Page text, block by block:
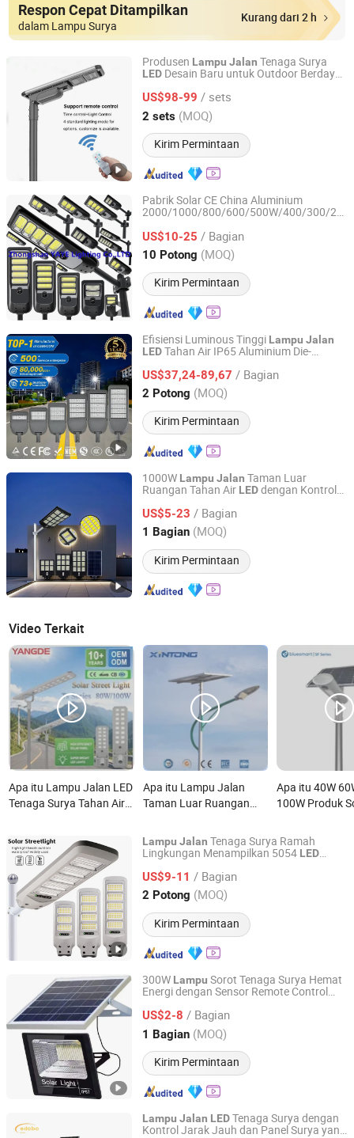
Respon Cepat Ditampilkan
dalam Lampu Surya
Kurang dari 2 h
Produsen Lampu Jalan Tenaga Surya
LED Desain Baru untuk Outdoor Berdaya
US$98-99 / sets
2 sets (MOQ)
Kirim Permintaan
Shenzhen Beatles Energy Technology Co., Ltd.
Guangdong, China Harga mulai 2025
Pabrik Solar CE China Aluminium
2000/1000/800/600/500W/400/300/
Semua dalam Satu Kamera
Dinding Flood ABS COB
Jalan
US$10-25 / Bagian
10 Potong (MOQ)
Kirim Permintaan
Zhongshan YAYE Lighting Co., Ltd.
Guangdong, China Harga mulai 2009
Efisiensi Luminous Tinggi Lampu Jalan
LEDTahan Air IP65 Aluminium Die-
US$37,24-89,67 / Bagian
2 Potong (MOQ)
Kirim Permintaan
Zhongshan Zenlea Lighting Technology Co., Ltd
Guangdong, China Harga mulai 2024
1000W Lampu Jalan Taman Luar
Ruangan Tahan Air LEDdengan Kontrol
Surya
US$5-23 / Bagian
1 Bagian (MOQ)
Kirim Permintaan
Guangzhou Yi Can Lighting Co.,Ltd
Guangdong, China Harga mulai 2020
Video Terkait
Apa itu Lampu Jalan LED
Tenaga Surya Tahan Air
Ruangan Semua Dalam
Satu
Apa itu Lampu Jalan
Taman Luar Ruangan
Dua Dalam Satu Baja
Galvanis Hot DIP
Apa itu 40W
100W Produk
Semua dalam
Lampu Jalan
Lampu Jalan Tenaga Surya Ramah
Lingkungan Menampilkan 5054 LED
US$9-11 / Bagian
2 Potong (MOQ)
Kirim Permintaan
Zhongshan Aoxing Photoelectric Technology Co., Ltd.
Guangdong, China Harga mulai 2025
300W Lampu Sorot Tenaga Surya Hemat
Energi dengan Sensor Remote Control
DindingJalan
US$2-8 / Bagian
1 Bagian (MOQ)
Kirim Permintaan
Guangzhou Yi Can Lighting Co.,Ltd
Guangdong, China Harga mulai 2020
Lampu Jalan LEDTenaga Surya dengan
Kontrol Jarak Jauh dan Panel Surya yang